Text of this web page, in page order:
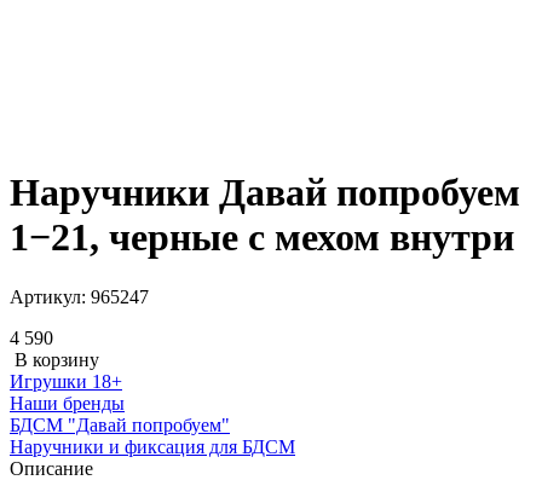
Наручники Давай попробуем
1−21, черные с мехом внутри
Артикул: 965247
4 590
В корзину
Игрушки 18+
Наши бренды
БДСМ "Давай попробуем"
Наручники и фиксация для БДСМ
Описание